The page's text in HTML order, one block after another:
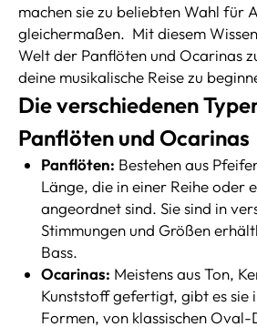
machen sie zu beliebten Wahl für
gleichermaßen. Mit diesem
Welt der Panflöten und Ocarinas
deine musikalische Reise zu
Die verschiedenen
Panflöten und Ocarinas
Panflöten: Bestehen aus
Länge, die in einer Reihe oder
angeordnet sind. Sie sind in
Stimmungen und Größen
Bass.
Ocarinas: Meistens aus Ton,
Kunststoff gefertigt, gibt es sie
Formen, von klassischen Oval-